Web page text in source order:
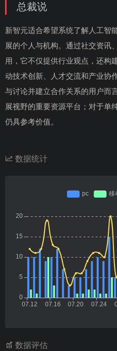
总裁说
新智元适合希望系统了解人工智
展的个人与机构。通过社交资讯
用，它不仅提供行业观点，还构
动技术创新、人才交流和产业协
与讨论并建立合作关系的用户而
展视野的重要资源平台；对于单
仍具参考价值。
数据统计
数据评估